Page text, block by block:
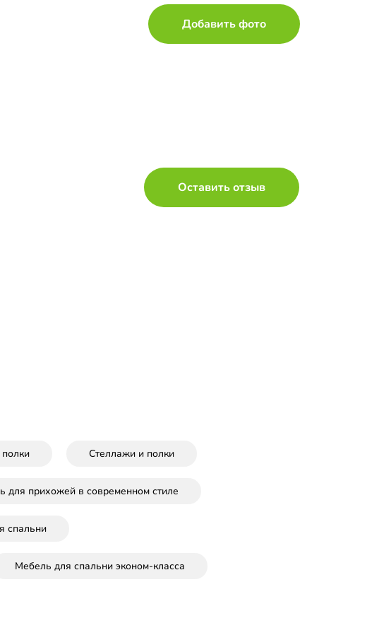
Добавить фото
Оставить отзыв
Стеллажи и полки
для прихожей в современном стиле
спальни
Мебель для спальни эконом-класса